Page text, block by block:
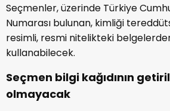
Seçmenler, üzerinde Türkiye
Numarası bulunan, kimliği
resimli, resmi nitelikteki
kullanabilecek.
Seçmen bilgi kağıdının
olmayacak